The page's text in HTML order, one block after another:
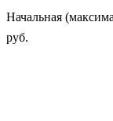
Начальная
руб.